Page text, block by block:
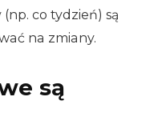
co tydzień) są
na zmiany.
są